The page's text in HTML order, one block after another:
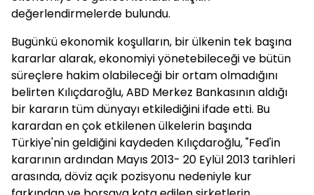
değerlendirmelerde bulundu.
Bugünkü ekonomik koşulların, bir ülkenin tek başına
kararlar alarak, ekonomiyi yönetebileceği ve bütün
süreçlere hakim olabileceği bir ortam olmadığını
belirten Kılıçdaroğlu, ABD Merkez Bankasının aldığı
bir kararın tüm dünyayı etkilediğini ifade etti. Bu
karardan en çok etkilenen ülkelerin başında
Türkiye'nin geldiğini kaydeden Kılıçdaroğlu, "Fed'in
kararının ardından Mayıs 2013- 20 Eylül 2013 tarihleri
arasında, döviz açık pozisyonu nedeniyle kur